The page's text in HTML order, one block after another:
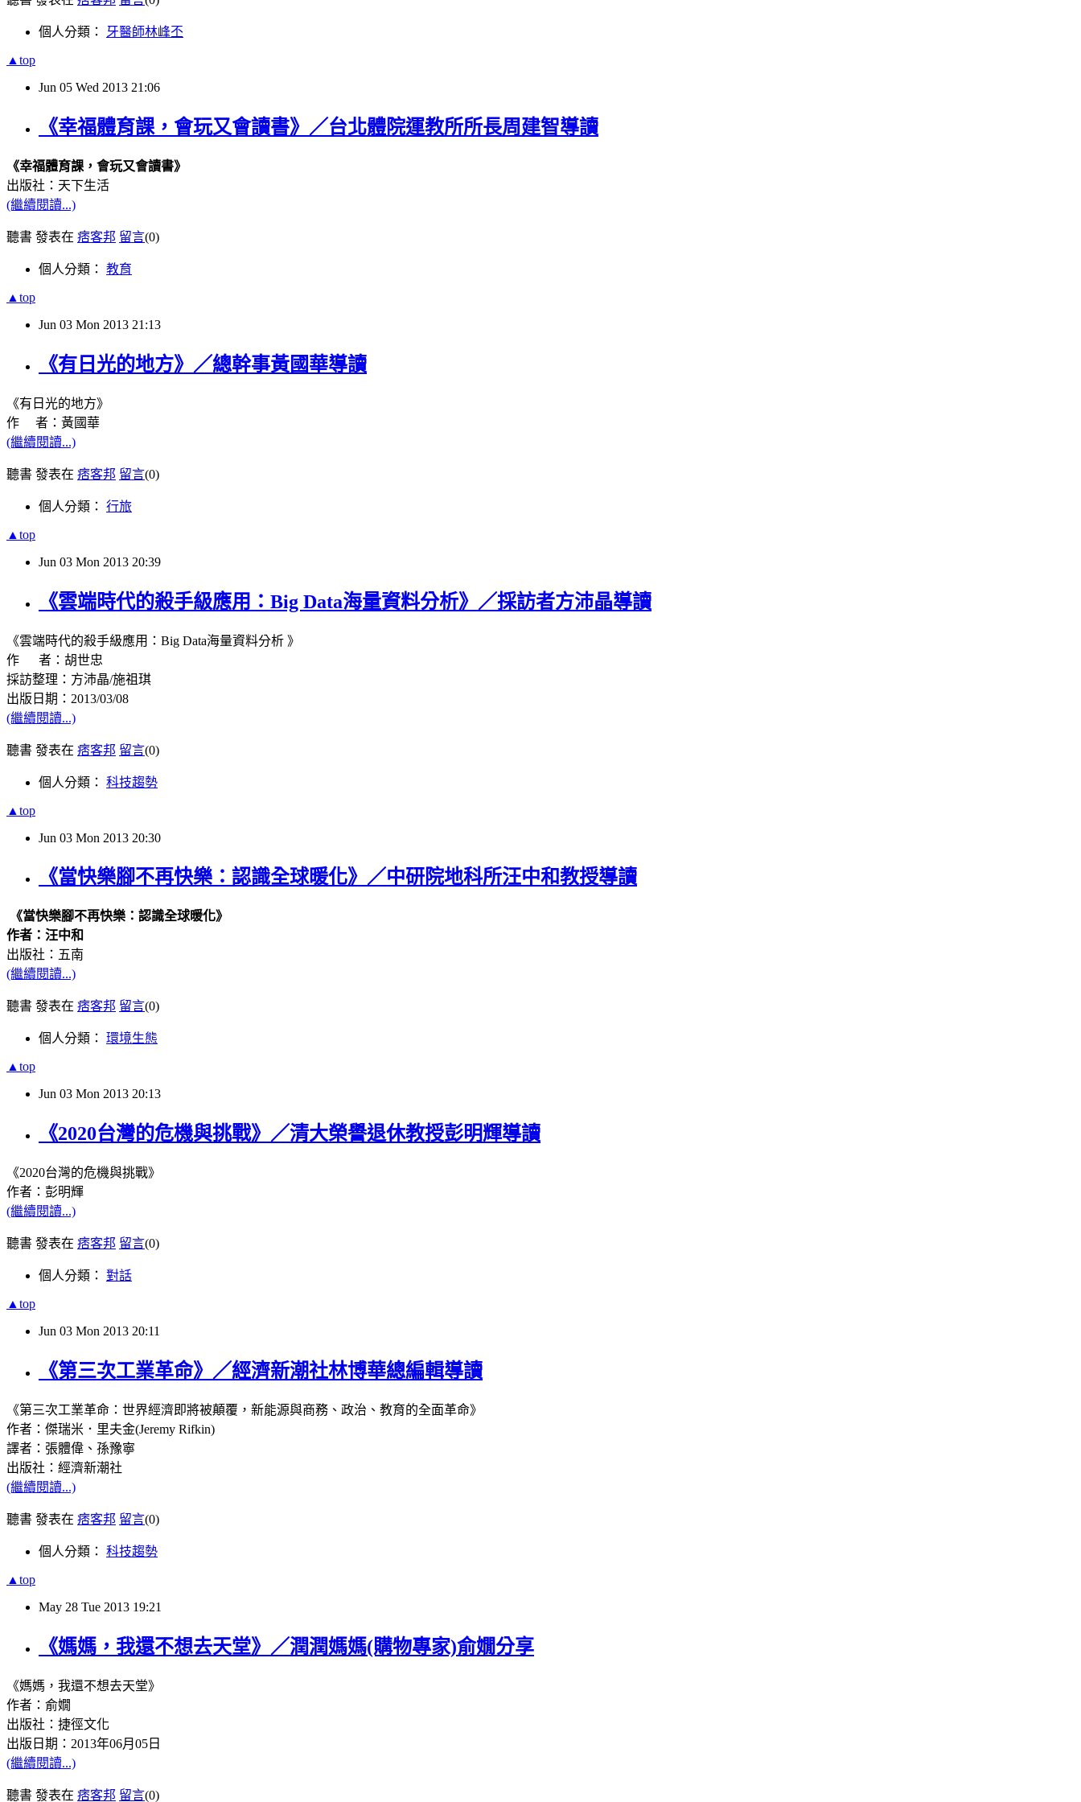
個人分類： 牙醫師林峰丕
▲top
Jun 05 Wed 2013 21:06
《幸福體育課，會玩又會讀書》／台北體院運教所所長周建智導讀
《幸福體育課，會玩又會讀書》
出版社：天下生活
(繼續閱讀...)
聽書 發表在 痞客邦 留言(0)
個人分類： 教育
▲top
Jun 03 Mon 2013 21:13
《有日光的地方》／總幹事黃國華導讀
《有日光的地方》
作 者：黃國華
(繼續閱讀...)
聽書 發表在 痞客邦 留言(0)
個人分類： 行旅
▲top
Jun 03 Mon 2013 20:39
《雲端時代的殺手級應用：Big Data海量資料分析》／採訪者方沛晶導讀
《雲端時代的殺手級應用：Big Data海量資料分析 》
作 者：胡世忠
採訪整理：方沛晶/施祖琪
出版日期：2013/03/08
(繼續閱讀...)
聽書 發表在 痞客邦 留言(0)
個人分類： 科技趨勢
▲top
Jun 03 Mon 2013 20:30
《當快樂腳不再快樂：認識全球暖化》／中研院地科所汪中和教授導讀
《當快樂腳不再快樂：認識全球暖化》
作者：汪中和
出版社：五南
(繼續閱讀...)
聽書 發表在 痞客邦 留言(0)
個人分類： 環境生態
▲top
Jun 03 Mon 2013 20:13
《2020台灣的危機與挑戰》／清大榮譽退休教授彭明輝導讀
《2020台灣的危機與挑戰》
作者：彭明輝
(繼續閱讀...)
聽書 發表在 痞客邦 留言(0)
個人分類： 對話
▲top
Jun 03 Mon 2013 20:11
《第三次工業革命》／經濟新潮社林博華總編輯導讀
《第三次工業革命：世界經濟即將被顛覆，新能源與商務、政治、教育的全面革命》
作者：傑瑞米．里夫金(Jeremy Rifkin)
譯者：張體偉、孫豫寧
出版社：經濟新潮社
(繼續閱讀...)
聽書 發表在 痞客邦 留言(0)
個人分類： 科技趨勢
▲top
May 28 Tue 2013 19:21
《媽媽，我還不想去天堂》／潤潤媽媽(購物專家)俞嫺分享
《媽媽，我還不想去天堂》
作者：俞嫺
出版社：捷徑文化
出版日期： 2013年06月 05 日
(繼續閱讀...)
聽書 發表在 痞客邦 留言(0)